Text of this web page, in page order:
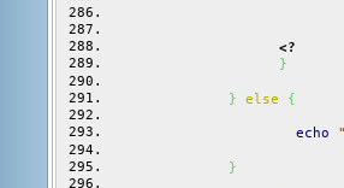
<?
}
} else {
echo
}